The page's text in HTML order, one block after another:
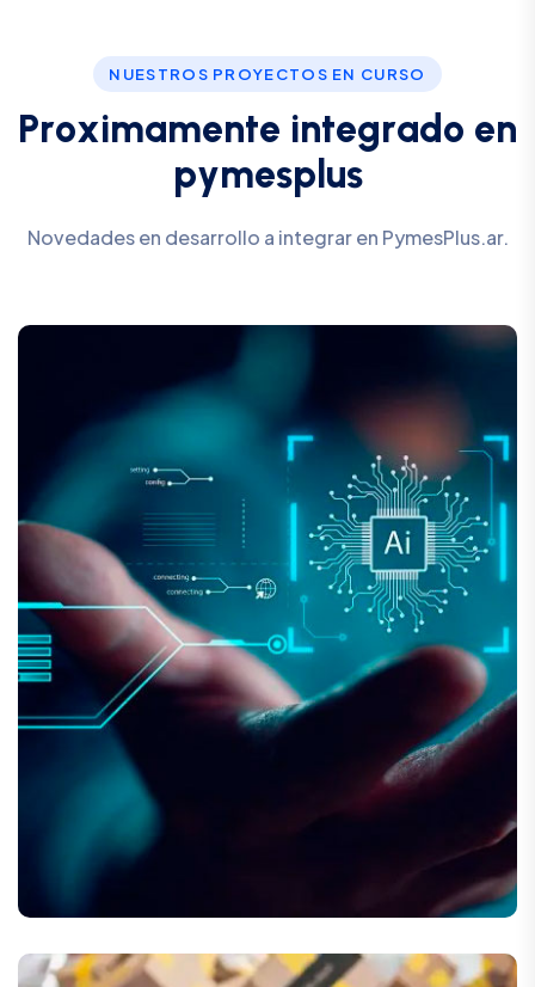
NUESTROS PROYECTOS EN CURSO
Proximamente integrado en
pymesp us
Novedades en desarrollo a integrar en PymesPlus.ar.